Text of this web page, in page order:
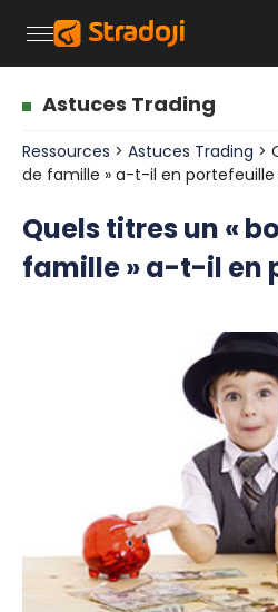
Astuces Trading
Ressources > Astuces Trading >
de famille » a-t-il en portefeuille
Quels titres un «
famille » a-t-il en